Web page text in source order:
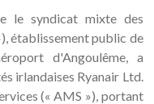
le syndicat mixte des
établissement public de
d'Angoulême, a
irlandaises Ryanair Ltd.
(« AMS »), portant